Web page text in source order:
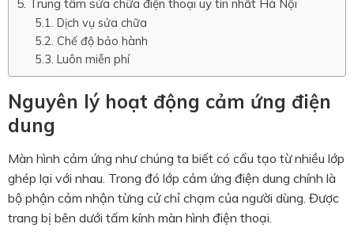
Trung tâm sửa chữa điện thoại uy tín nhất Hà Nội
Dịch vụ sửa chữa
Chế độ bảo hành
Luôn miễn phí
Nguyên lý hoạt động cảm ứng điện
dung
Màn hình cảm ứng như chúng ta biết có cấu tạo từ nhiều lớp
ghép lại với nhau. Trong đó lớp cảm ứng điện dung chính là
bộ phận cảm nhận từng cử chỉ chạm của người dùng. Được
trang bị bên dưới tấm kính màn hình điện thoại.